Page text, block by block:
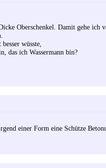
Oberschenkel. Damit gehe ich
wüsste,
das ich Wassermann bin?
einer Form eine Schütze